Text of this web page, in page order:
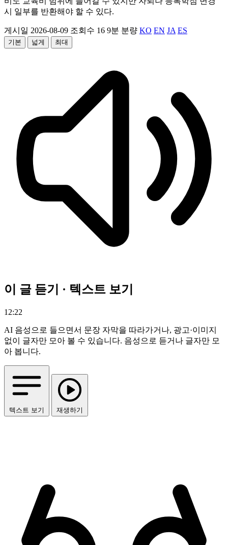
시 일부를 반환해야 할 수 있다.
게시일 2026-08-09 조회수 16 9분 분량 KO EN JA ES
기본 넓게 최대
이 글 듣기 · 텍스트 보기
12:22
AI 음성으로 들으면서 문장 자막을 따라가거나, 광고·이미지
없이 글자만 모아 볼 수 있습니다. 음성으로 듣거나 글자만 모
아 봅니다.
텍스트 보기 재생하기